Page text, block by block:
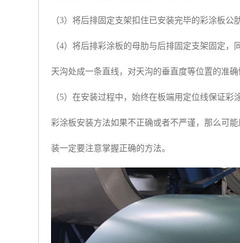
（3）将后排固定支架扣住已安装完毕的彩涂板公
（4）将后排彩涂板的母肋与后排固定支架固定
天沟处成一条直线，对天沟的垂直度等位置的准确
（5）在安装过程中，始终在板端用定位线保证彩
彩涂板安装方法如果不正确或者不严谨，那么可
装一定要注意掌握正确的方法。